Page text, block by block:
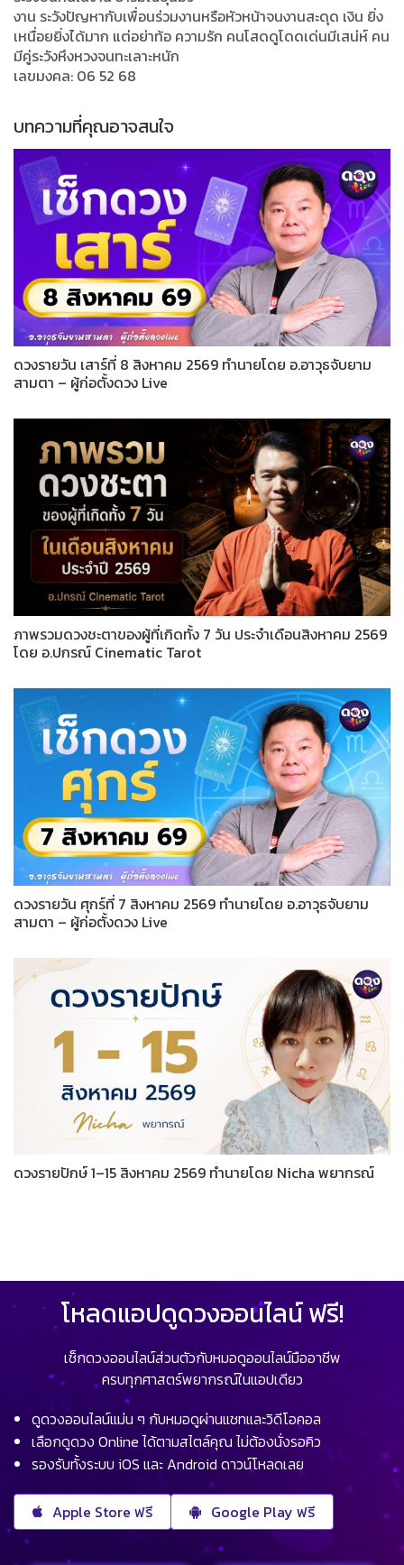
งาน ระวังปัญหากับเพื่อนร่วมงานหรือหัวหน้าจนงานสะดุด เงิน ยิ่ง
เหนื่อยยิ่งได้มาก แต่อย่าท้อ ความรัก คนโสดดูโดดเด่นมีเสน่ห์ คน
มีคู่ระวังหึงหวงจนทะเลาะหนัก
เลขมงคล: 06 52 68
บทความที่คุณอาจสนใจ
ดวงรายวัน เสาร์ที่ 8 สิงหาคม 2569 ทำนายโดย อ.อาวุธจับยาม
สามตา – ผู้ก่อตั้งดวง Live
ภาพรวมดวงชะตาของผู้ที่เกิดทั้ง 7 วัน ประจำเดือนสิงหาคม 2569
โดย อ.ปกรณ์ Cinematic Tarot
ดวงรายวัน ศุกร์ที่ 7 สิงหาคม 2569 ทำนายโดย อ.อาวุธจับยาม
สามตา – ผู้ก่อตั้งดวง Live
ดวงรายปักษ์ 1–15 สิงหาคม 2569 ทำนายโดย Nicha พยากรณ์
โหลดแอปดูดวงออนไลน์ ฟรี!
เช็กดวงออนไลน์ส่วนตัวกับหมอดูออนไลน์มืออาชีพ
ครบทุกศาสตร์พยากรณ์ในแอปเดียว
ดูดวงออนไลน์แม่น ๆ กับหมอดูผ่านแชทและวิดีโอคอล
เลือกดูดวง Online ได้ตามสไตล์คุณ ไม่ต้องนั่งรอคิว
รองรับทั้งระบบ iOS และ Android ดาวน์โหลดเลย
Apple Store ฟรี Google Play ฟรี